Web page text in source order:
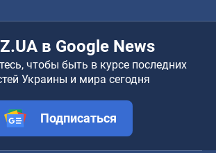
в Google News
чтобы быть в курсе последних
Украины и мира сегодня
Подписаться